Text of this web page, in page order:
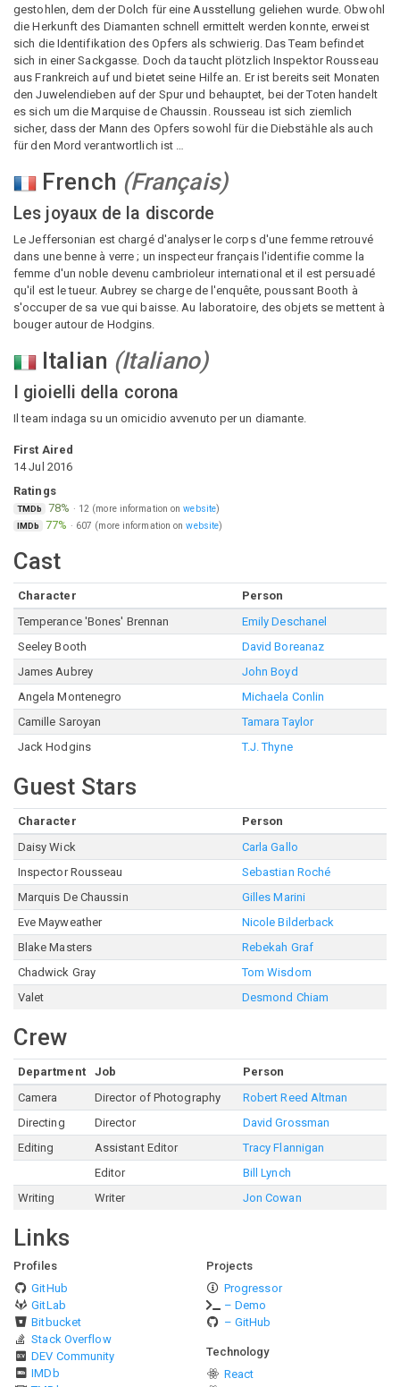
gestohlen, dem der Dolch für eine Ausstellung geliehen wurde. Obwohl
die Herkunft des Diamanten schnell ermittelt werden konnte, erweist
sich die Identifikation des Opfers als schwierig. Das Team befindet
sich in einer Sackgasse. Doch da taucht plötzlich Inspektor Rousseau
aus Frankreich auf und bietet seine Hilfe an. Er ist bereits seit Monaten
den Juwelendieben auf der Spur und behauptet, bei der Toten handelt
es sich um die Marquise de Chaussin. Rousseau ist sich ziemlich
sicher, dass der Mann des Opfers sowohl für die Diebstähle als auch
für den Mord verantwortlich ist …
French (Français)
Les joyaux de la discorde
Le Jeffersonian est chargé d'analyser le corps d'une femme retrouvé
dans une benne à verre ; un inspecteur français l'identifie comme la
femme d'un noble devenu cambrioleur international et il est persuadé
qu'il est le tueur. Aubrey se charge de l'enquête, poussant Booth à
s'occuper de sa vue qui baisse. Au laboratoire, des objets se mettent à
bouger autour de Hodgins.
Italian (Italiano)
I gioielli della corona
Il team indaga su un omicidio avvenuto per un diamante.
First Aired
14 Jul 2016
Ratings
TMDb 78% · 12 (more information onwebsite)
IMDb 77% · 607 (more information onwebsite)
Cast
Character
Person
Temperance 'Bones' Brennan
Emily Deschanel
Seeley Booth
David Boreanaz
James Aubrey
John Boyd
Angela Montenegro
Michaela Conlin
Camille Saroyan
Tamara Taylor
Jack Hodgins
T.J. Thyne
Guest Stars
Character
Person
Daisy Wick
Carla Gallo
Inspector Rousseau
Sebastian Roché
Marquis De Chaussin
Gilles Marini
Eve Mayweather
Nicole Bilderback
Blake Masters
Rebekah Graf
Chadwick Gray
Tom Wisdom
Valet
Desmond Chiam
Crew
Department Job
Person
Camera
Director of Photography
Robert Reed Altman
Directing
Director
David Grossman
Editing
Assistant Editor
Tracy Flannigan
Editor
Bill Lynch
Writing
Writer Jon Cowan
Links
Profiles
GitHub
GitLab
Bitbucket
Stack Overflow
DEV Community
IMDb
Projects
Progressor
– Demo
– GitHub
Technology
React